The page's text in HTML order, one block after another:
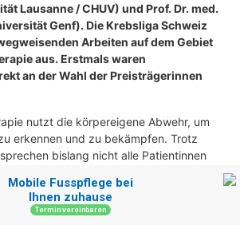
Lausanne / CHUV) und Prof. Dr. med.
Genf). Die Krebsliga Schweiz
Arbeiten auf dem Gebiet
aus. Erstmals waren
an der Wahl der Preisträgerinnen
nutzt die körpereigene Abwehr, um
erkennen und zu bekämpfen. Trotz
bislang nicht alle Patientinnen
gut auf bestehende Therapien an. Die
nach neuen Wegen, Immuntherapien
und breiter zugänglich zu machen.